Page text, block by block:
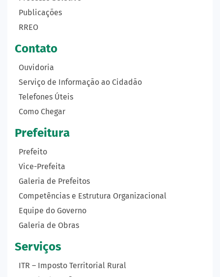
Publicações
RREO
Contato
Ouvidoria
Serviço de Informação ao Cidadão
Telefones Úteis
Como Chegar
Prefeitura
Prefeito
Vice-Prefeita
Galeria de Prefeitos
Competências e Estrutura Organizacional
Equipe do Governo
Galeria de Obras
Serviços
ITR – Imposto Territorial Rural